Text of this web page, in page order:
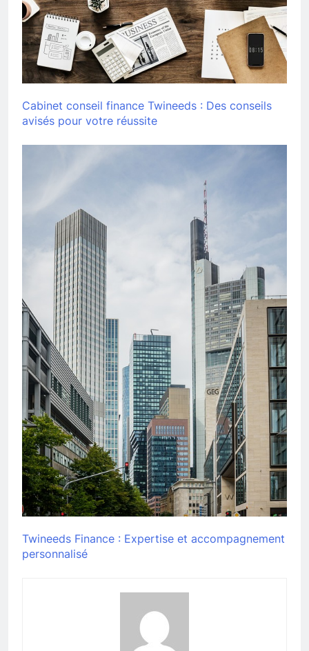
Cabinet conseil finance Twineeds : Des conseils
avisés pour votre réussite
Twineeds Finance : Expertise et accompagnement
personnalisé